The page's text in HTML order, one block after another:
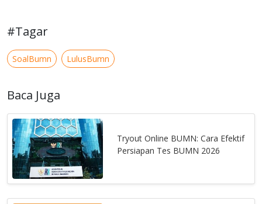
#Tagar
SoalBumn LulusBumn
Baca Juga
Tryout Online BUMN: Cara Efektif
Persiapan Tes BUMN 2026